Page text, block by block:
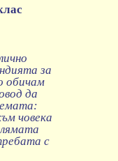
за
обичам
да
човека
с